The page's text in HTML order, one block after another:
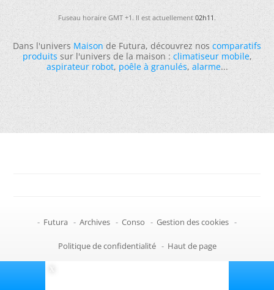
Fuseau horaire GMT +1. Il est actuellement02h11.
Dans l'universMaisonde Futura, découvrez noscomparatifs
produitssur l'univers de la maison :climatiseur mobile,
aspirateur robot,poêle à granulés,alarme...
- Futura - Archives - Conso - Gestion des cookies -
Politique de confidentialité - Haut de page